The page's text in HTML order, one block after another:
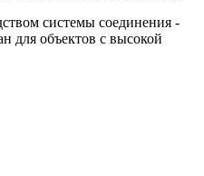
системы соединения -
для объектов с высокой